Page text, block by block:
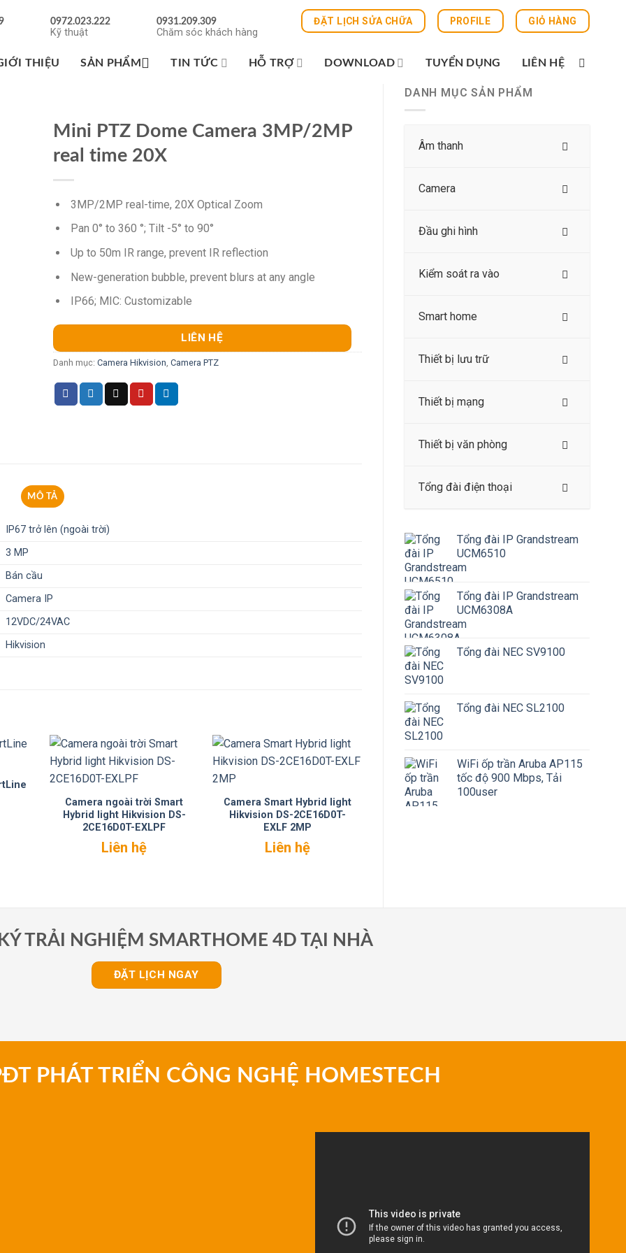
0972.023.222
Kỹ thuật
0931.209.309
Chăm sóc khách hàng
ĐẶT LỊCH SỬA CHỮA PROFILE GIỎ HÀNG
THIỆU SẢN PHẨM TIN TỨC HỖ TRỢ DOWNLOAD TUYỂN DỤNG LIÊN HỆ
DANH MỤC SẢN PHẨM
Âm thanh
Camera
Đầu ghi hình
Kiểm soát ra vào
Smart home
Thiết bị lưu trữ
Thiết bị mạng
Thiết bị văn phòng
Tổng đài điện thoại
Tổng đài IP Grandstream
UCM6510
Tổng đài IP Grandstream
UCM6308A
Tổng đài NEC SV9100
Tổng đài NEC SL2100
WiFi ốp trần Aruba AP115
tốc độ 900 Mbps, Tải
100user
Mini PTZ Dome Camera 3MP/2MP
real time 20X
3MP/2MP real-time, 20X Optical Zoom
Pan 0° to 360 °; Tilt -5° to 90°
Up to 50m IR range, prevent IR reflection
New-generation bubble, prevent blurs at any angle
IP66; MIC: Customizable
LIÊN HỆ
Danh mục: Camera Hikvision Camera PTZ
MÔ TẢ
IP67 trở lên (ngoài trời)
3 MP
Bán cầu
Camera IP
12VDC/24VAC
Hikvision
Camera ngoài trời Smart
Hybrid light Hikvision DS-
2CE16D0T-EXLPF
Liên hệ
Camera Smart Hybrid light
Hikvision DS-2CE16D0T-
EXLF 2MP
Liên hệ
TRẢI NGHIỆM SMARTHOME 4D TẠI NHÀ
ĐẶT LỊCH NGAY
PHÁT TRIỂN CÔNG NGHỆ HOMESTECH